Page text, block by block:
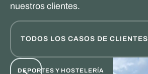
nuestros clientes.
TODOS LOS CASOS DE CLIENTES
DEPORTES Y HOSTELERÍA